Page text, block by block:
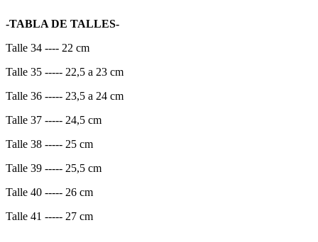
-TABLA DE TALLES-
Talle 34 ---- 22 cm
Talle 35 ----- 22,5 a 23 cm
Talle 36 ----- 23,5 a 24 cm
Talle 37 ----- 24,5 cm
Talle 38 ----- 25 cm
Talle 39 ----- 25,5 cm
Talle 40 ----- 26 cm
Talle 41 ----- 27 cm